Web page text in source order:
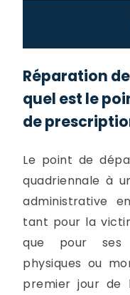
Réparation
quel est le
de
Le point de
quadriennale à
administrative
tant pour la
que pour ses
physiques ou
premier jour de